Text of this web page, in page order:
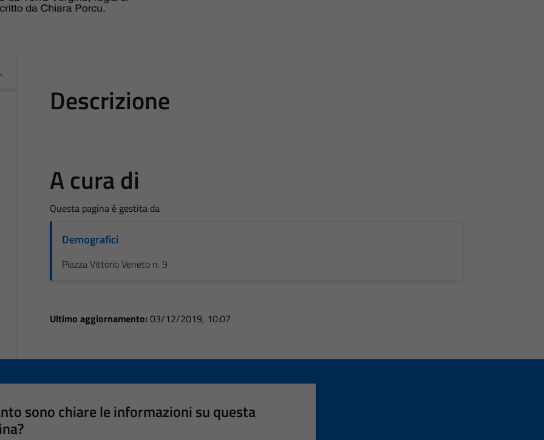
Descrizione
A cura di
Questa pagina è gestita da
Demografici
Piazza Vittorio Veneto n. 9
Ultimo aggiornamento: 03/12/2019, 10:07
sono chiare le informazioni su questa